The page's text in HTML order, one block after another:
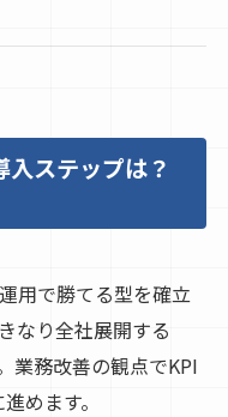
ステップは？
用で勝てる型を確立
なり全社展開する
業務改善の観点でKPI
めます。